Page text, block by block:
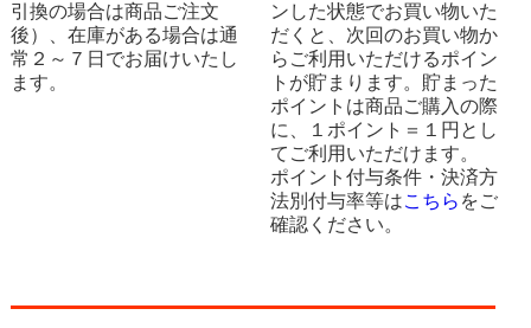
引換の場合は商品ご注文
後）、在庫がある場合は通
常２～７日でお届けいたし
ます。
ンした状態でお買い物いた
だくと、次回のお買い物か
らご利用いただけるポイン
トが貯まります。貯まった
ポイントは商品ご購入の際
に、１ポイント＝１円とし
てご利用いただけます。
ポイント付与条件・決済方
法別付与率等はこちら をご
確認ください。